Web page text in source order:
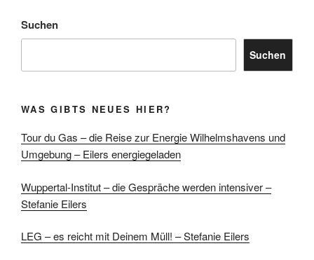
Suchen
Suchen
WAS GIBTS NEUES HIER?
Tour du Gas – die Reise zur Energie Wilhelmshavens und
Umgebung – Eilers energiegeladen
Wuppertal-Institut – die Gespräche werden intensiver –
Stefanie Eilers
LEG – es reicht mit Deinem Müll! – Stefanie Eilers